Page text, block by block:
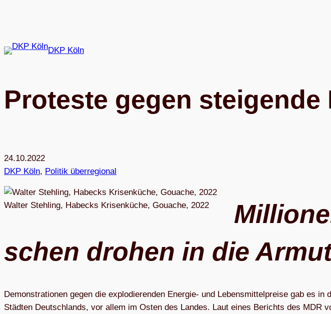
DKP Köln
Pro­teste gegen stei­gende
24.10.2022
DKP Köln, Politik überregional
Walter Stehling, Habecks Krisenküche, Gouache, 2022
schen dro­hen in die
Demons­tra­tio­nen gegen die explo­die­ren­den Ener­gie- und Lebens­mit­tel­preise gab es in
Städ­ten Deutsch­lands, vor allem im Osten des Lan­des. Laut eines Berichts des MDR